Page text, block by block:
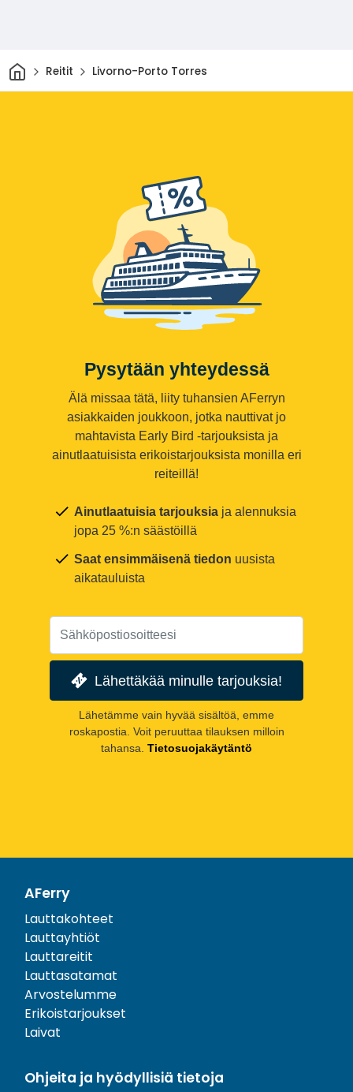
KotiinReitit Livorno-Porto Torres
Pysytään yhteydessä
Älä missaa tätä, liity tuhansien AFerryn
asiakkaiden joukkoon, jotka nauttivat jo
mahtavista Early Bird -tarjouksista ja
ainutlaatuisista erikoistarjouksista monilla eri
reiteillä!
Ainutlaatuisia tarjouksia ja alennuksia
jopa 25 %:n säästöillä
Saat ensimmäisenä tiedon uusista
aikatauluista
Lähettäkää minulle tarjouksia!
Lähetämme vain hyvää sisältöä, emme
roskapostia. Voit peruuttaa tilauksen milloin
tahansa. Tietosuojakäytäntö
AFerry
Lauttakohteet
Lauttayhtiöt
Lauttareitit
Lauttasatamat
Arvostelumme
Erikoistarjoukset
Laivat
Ohjeita ja hyödyllisiä tietoja